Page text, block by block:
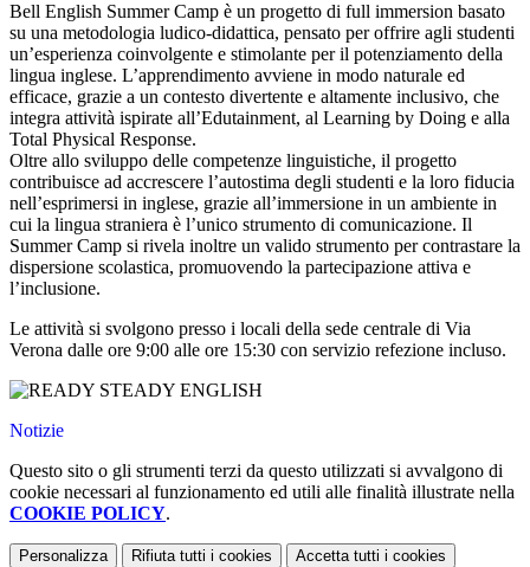
Bell English Summer Camp è un progetto di full immersion basato
su una metodologia ludico-didattica, pensato per offrire agli studenti
un’esperienza coinvolgente e stimolante per il potenziamento della
lingua inglese. L’apprendimento avviene in modo naturale ed
efficace, grazie a un contesto divertente e altamente inclusivo, che
integra attività ispirate all’Edutainment, al Learning by Doing e alla
Total Physical Response.
Oltre allo sviluppo delle competenze linguistiche, il progetto
contribuisce ad accrescere l’autostima degli studenti e la loro fiducia
nell’esprimersi in inglese, grazie all’immersione in un ambiente in
cui la lingua straniera è l’unico strumento di comunicazione. Il
Summer Camp si rivela inoltre un valido strumento per contrastare la
dispersione scolastica, promuovendo la partecipazione attiva e
l’inclusione.
Le attività si svolgono presso i locali della sede centrale di Via
Verona dalle ore 9:00 alle ore 15:30 con servizio refezione incluso.
Notizie
Questo sito o gli strumenti terzi da questo utilizzati si avvalgono di
cookie necessari al funzionamento ed utili alle finalità illustrate nella
COOKIE POLICY.
Personalizza Rifiuta tutti i cookies Accetta tutti i cookies